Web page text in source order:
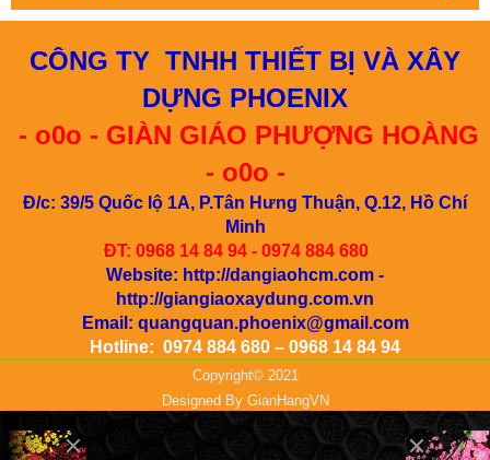
CÔNG TY TNHH THIẾT BỊ VÀ XÂY
DỰNG PHOENIX
- o0o - GIÀN GIÁO PHƯỢNG HOÀNG
- o0o -
Đ/c: 39/5 Quốc lộ 1A, P.Tân Hưng Thuận, Q.12, Hồ Chí
Minh
ĐT: 0968 14 84 94 - 0974 884 680
Website: http://dangiaohcm.com -
http://giangiaoxaydung.com.vn
Email: quangquan.phoenix@gmail.com
Hotline: 0974 884 680 – 0968 14 84 94
Copyright© 2021
Designed By GianHangVN